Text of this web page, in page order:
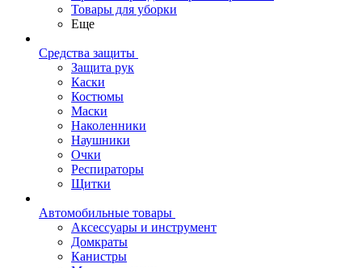
Товары для уборки
Еще
Средства защиты
Защита рук
Каски
Костюмы
Маски
Наколенники
Наушники
Очки
Респираторы
Щитки
Автомобильные товары
Аксессуары и инструмент
Домкраты
Канистры